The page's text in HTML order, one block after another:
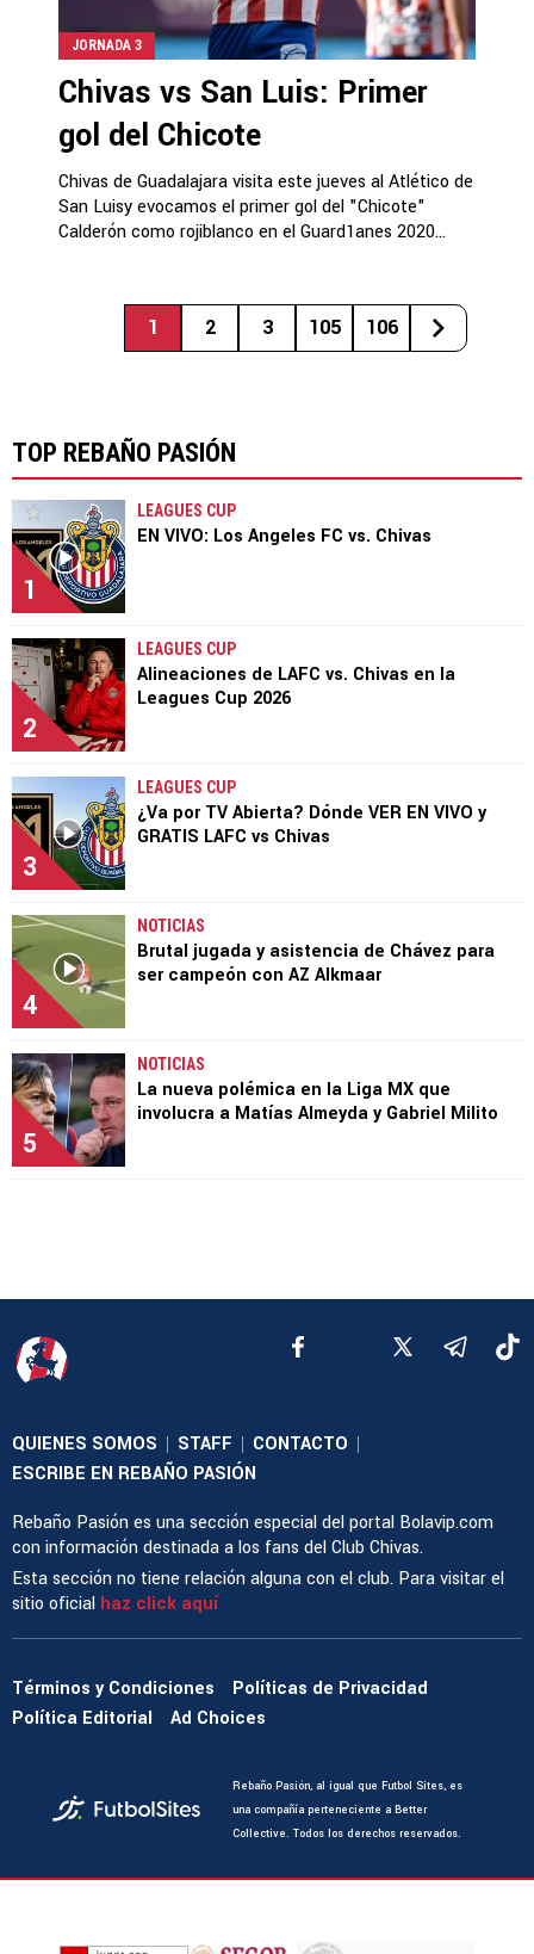
JORNADA 3
Chivas vs San Luis: Primer
gol del Chicote
Chivas de Guadalajara visita este jueves al Atlético de
San Luisy evocamos el primer gol del "Chicote"
Calderón como rojiblanco en el Guard1anes 2020...
1 2 3 105 106
TOP REBAÑO PASIÓN
1
LEAGUES CUP
EN VIVO: Los Angeles FC vs. Chivas
2
LEAGUES CUP
Alineaciones de LAFC vs. Chivas en la
Leagues Cup 2026
3
LEAGUES CUP
¿Va por TV Abierta? Dónde VER EN VIVO y
GRATIS LAFC vs Chivas
4
NOTICIAS
Brutal jugada y asistencia de Chávez para
ser campeón con AZ Alkmaar
5
NOTICIAS
La nueva polémica en la Liga MX que
involucra a Matías Almeyda y Gabriel Milito
QUIENES SOMOS | STAFF | CONTACTO |
ESCRIBE EN REBAÑO PASIÓN
Rebaño Pasión es una sección especial del portal Bolavip.com
con información destinada a los fans del Club Chivas.
Esta sección no tiene relación alguna con el club. Para visitar el
sitio oficial haz click aquí
Términos y Condiciones
Políticas de Privacidad
Política Editorial
Ad Choices
Rebaño Pasión, al igual que Futbol Sites, es
una compañía perteneciente a Better
Collective. Todos los derechos reservados.